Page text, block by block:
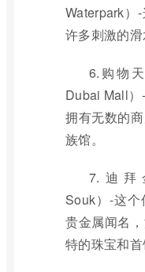
Waterpark）
许多刺激的滑
6.购物
Dubai Mall
拥有无数的
族馆。
7.迪拜
Souk）-这
贵金属闻名
特的珠宝和首